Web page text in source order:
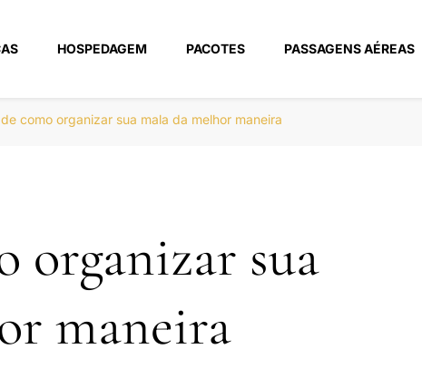
HOSPEDAGEM PACOTES PASSAGENS AÉREAS
como organizar sua mala da melhor maneira
organizar sua
maneira